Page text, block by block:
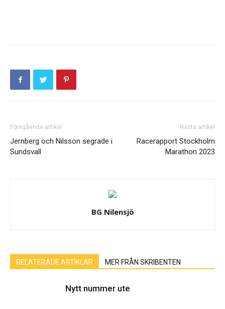
Föregående artikel
Jernberg och Nilsson segrade i
Sundsvall
Nästa artikel
Racerapport Stockholm
Marathon 2023
BG Nilensjö
RELATERADE ARTIKLAR MER FRÅN SKRIBENTEN
Nytt nummer ute